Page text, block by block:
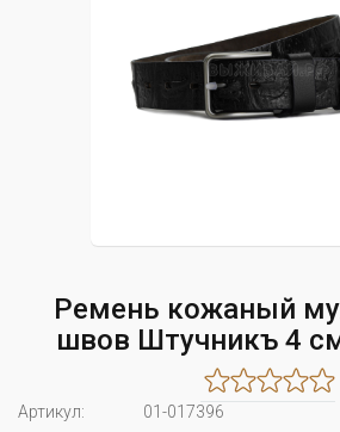
Ремень кожаный
швов Штучникъ 4
Артикул:
01-017396